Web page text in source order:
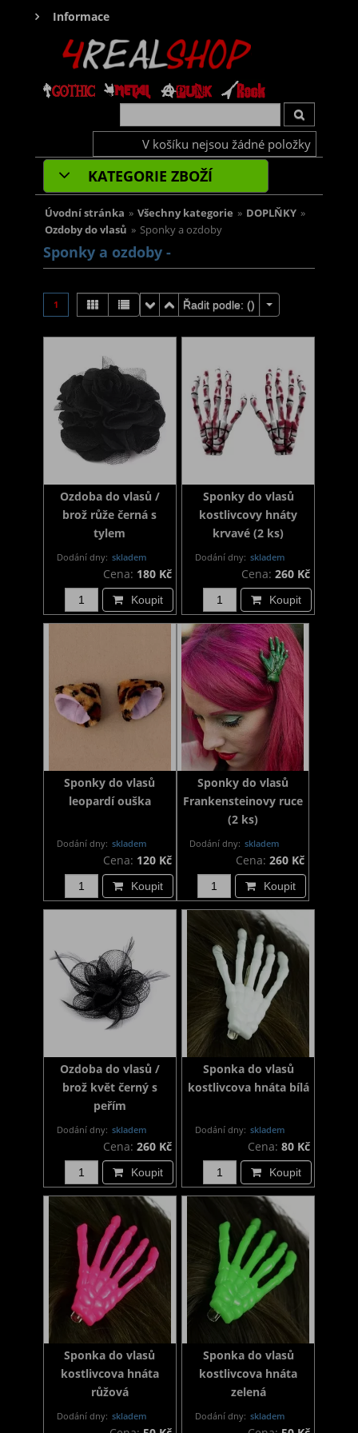
Informace
V košíku nejsou žádné položky
KATEGORIE ZBOŽÍ
Úvodní stránka » Všechny kategorie » DOPLŇKY »
Ozdoby do vlasů » Sponky a ozdoby
Sponky a ozdoby -
1 Řadit podle: ()
Ozdoba do vlasů /
brož růže černá s
tylem
Dodání dny: skladem
Cena: 180 Kč
Koupit
Sponky do vlasů
kostlivcovy hnáty
krvavé (2 ks)
Dodání dny: skladem
Cena: 260 Kč
Koupit
Sponky do vlasů
leopardí ouška
Dodání dny: skladem
Cena: 120 Kč
Koupit
Sponky do vlasů
Frankensteinovy ruce
(2 ks)
Dodání dny: skladem
Cena:260 Kč
Koupit
Ozdoba do vlasů /
brož květ černý s
peřím
Dodání dny: skladem
Cena: 260 Kč
Koupit
Sponka do vlasů
kostlivcova hnáta bílá
Dodání dny: skladem
Cena: 80 Kč
Koupit
Sponka do vlasů
kostlivcova hnáta
růžová
Dodání dny: skladem
Sponka do vlasů
kostlivcova hnáta
zelená
Dodání dny: skladem